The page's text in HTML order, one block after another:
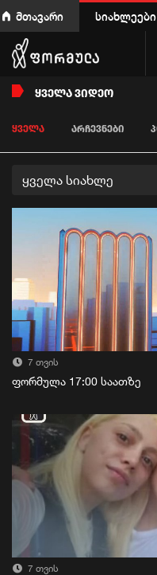
მთავარი სიახლეები
ᲧᲕᲔᲚᲐ ᲕᲘᲓᲔᲝ
ᲧᲕᲔᲚᲐ ᲐᲠᲩᲔᲕᲜᲔᲑᲘ
ყველა სიახლე
7 თვის
ფორმულა 17:00 საათზე
7 თვის